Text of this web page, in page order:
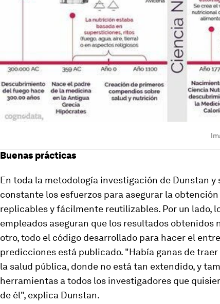
Buenas prácticas
En toda la metodología investigación de Dunstan y
constante los esfuerzos para asegurar la
replicables y fácilmente reutilizables. Por un lado,
empleados aseguran que los resultados obtenidos
otro, todo el código desarrollado para hacer el
predicciones está publicado. "Había ganas de
la salud pública, donde no está tan extendido, y
herramientas a todos los investigadores que
de él", explica Dunstan.